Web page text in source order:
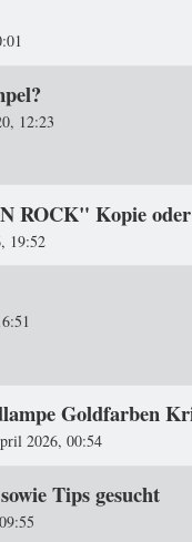
12:23
ROCK" Kopie
19:52
Goldfarben
2026, 00:54
Tips gesucht